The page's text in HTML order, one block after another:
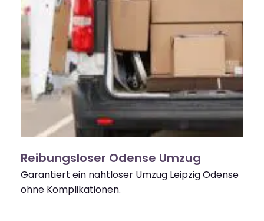
Reibungsloser Odense Umzug
Garantiert ein nahtloser Umzug Leipzig Odense
ohne Komplikationen.